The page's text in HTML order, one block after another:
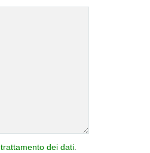
trattamento dei dati